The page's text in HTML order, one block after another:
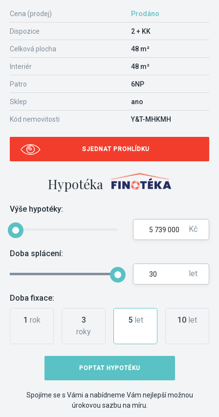
Cena (prodej) Prodáno
Dispozice 2 + KK
Celková plocha 48 m²
Interiér 48 m²
Patro 6NP
Sklep ano
Kód nemovitosti Y&T-MHKMH
SJEDNAT PROHLÍDKU
Hypotéka
Výše hypotéky:
Kč
Doba splácení:
let
Doba fixace:
1 rok
3
roky
5let 10 let
POPTAT HYPOTÉKU
Spojíme se s Vámi a nabídneme Vám nejlepší možnou
úrokovou sazbu na míru.